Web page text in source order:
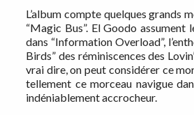
L’album compte quelques grands
“Magic Bus”. El Goodo
dans “Information Overload”,
Birds” des réminiscences des
vrai dire, on peut considérer ce
tellement ce morceau navigue
indéniablement accrocheur.